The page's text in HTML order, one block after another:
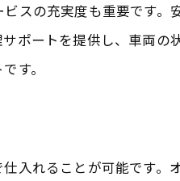
で見つける安心の理由
が中古車の安心を支える仕
オークションで選ぶ安心ポ
ークションを利用する方法
スの充実度も重要です
ポートを提供し、車両の
す。
入れることが可能です